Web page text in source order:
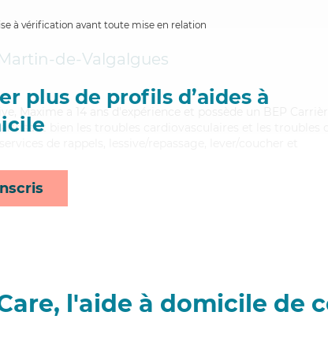
à vérification avant toute mise en relation
plus de profils d’aides à
de-Valgalgues
Maxime a 14 ans d'expérience et possède un BEP
bien les troubles cardiovasculaires et les troubles
l'aide à domicile de